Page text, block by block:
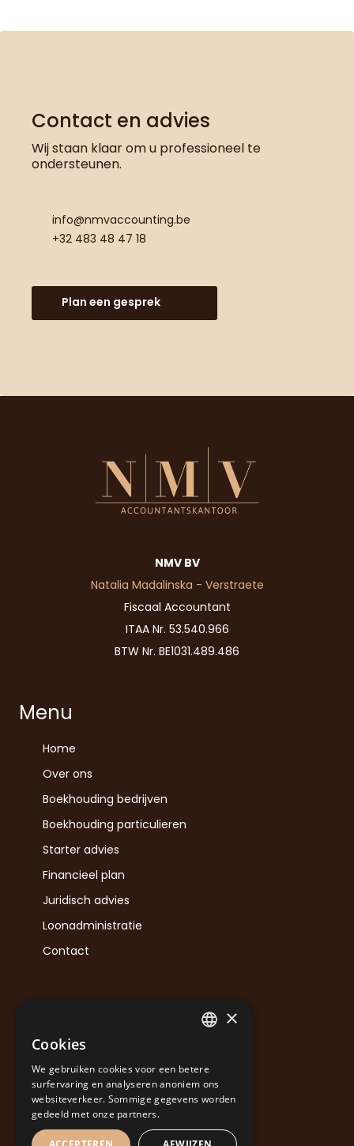
Contact en advies
Wij staan klaar om u professioneel te
ondersteunen.
info@nmvaccounting.be
+32 483 48 47 18
Plan een gesprek
NMV BV
Natalia Madalinska - Verstraete
Fiscaal Accountant
ITAA Nr. 53.540.966
BTW Nr. BE1031.489.486
Menu
Home
Over ons
Boekhouding bedrijven
Boekhouding particulieren
Starter advies
Financieel plan
Juridisch advies
Loonadministratie
Contact
info@nmvaccounting.be
+32 483 48 47 18
Congregatiestraat 5, 9031 Drongen
POLSKI
×
Cookies
We gebruiken cookies voor een betere
surfervaring en analyseren anoniem ons
websiteverkeer. Sommige gegevens worden
gedeeld met onze partners.